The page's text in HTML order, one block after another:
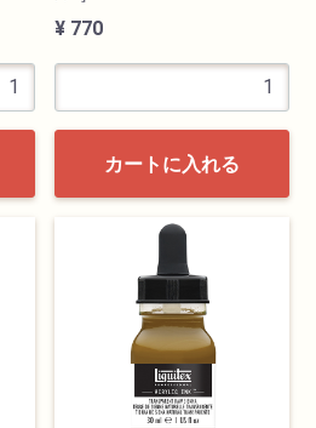
¥ 770
カートに入れる